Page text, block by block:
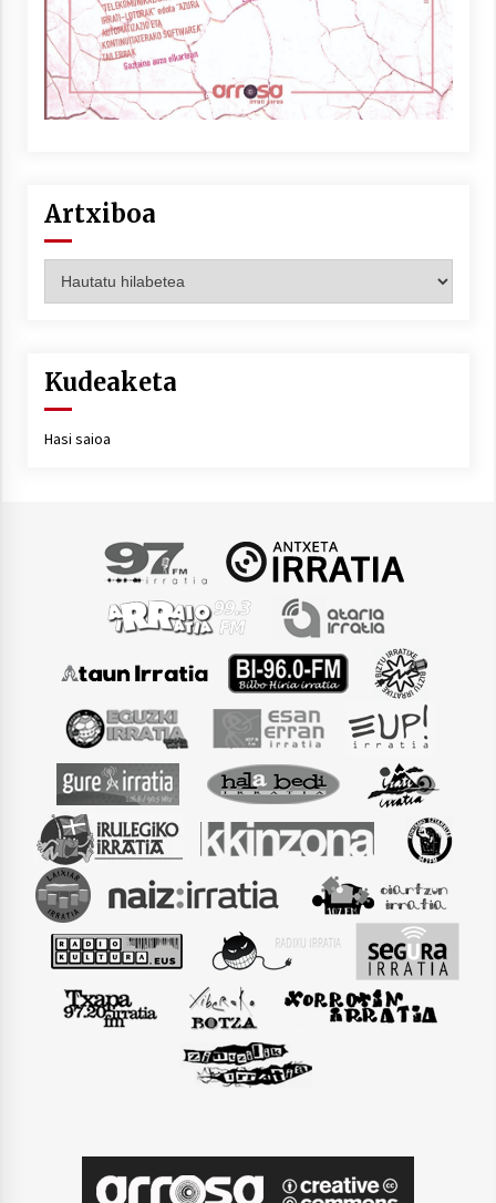
Artxiboa
Kudeaketa
Hasi saioa